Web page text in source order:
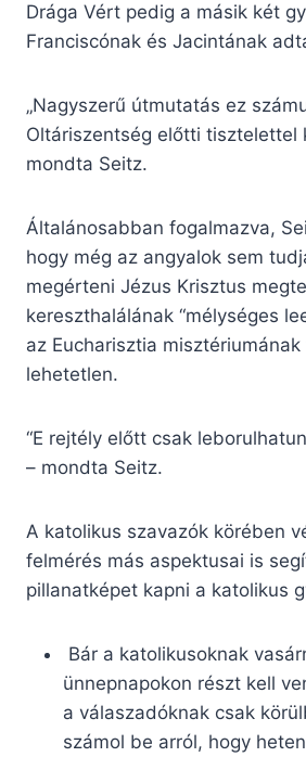
Drága Vért pedig a másik két
Franciscónak és Jacintának
„Nagyszerű útmutatás ez
Oltáriszentség előtti tisztelettel
mondta Seitz.
Általánosabban fogalmazva,
hogy még az angyalok sem
megérteni Jézus Krisztus
kereszthalálának “mélységes
az Eucharisztia
lehetetlen.
“E rejtély előtt csak
– mondta Seitz.
A katolikus szavazók körében
felmérés más aspektusai is
pillanatképet kapni a katolikus
Bár a katolikusoknak
ünnepnapokon részt kell
a válaszadóknak csak
számol be arról, hogy